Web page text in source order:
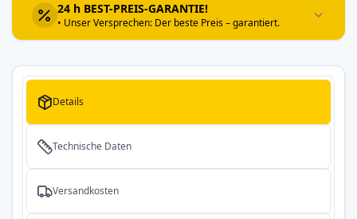
24 h BEST-PREIS-GARANTIE!
• Unser Versprechen: Der beste Preis – garantiert.
Details
Technische Daten
Versandkosten